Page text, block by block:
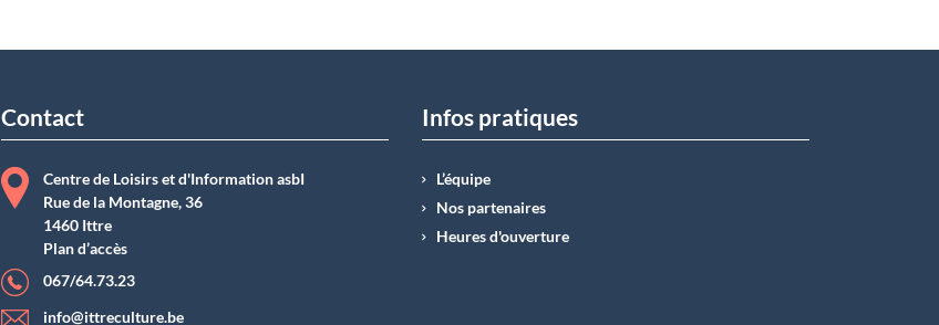
Contact
Centre de Loisirs et d'Information asbI
Rue de la Montagne, 36
1460 Ittre
Plan d’accès
067/64.73.23
info@ittreculture.be
Infos pratiques
L’équipe
Nos partenaires
Heures d'ouverture